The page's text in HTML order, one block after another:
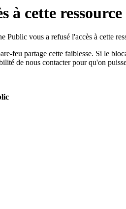
à cette
Public vous a refusé l'accès à cette
feu partage cette faiblesse. Si le
de nous contacter pour qu'on